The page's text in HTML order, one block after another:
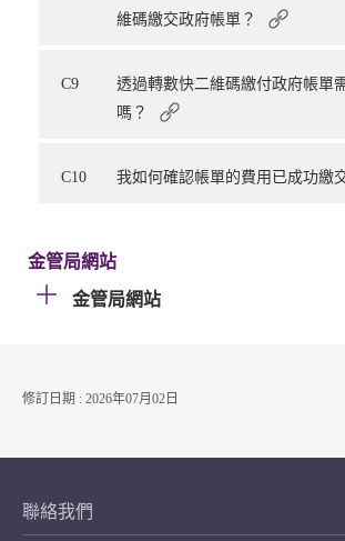
維碼繳交政府帳單？
C9
透過轉數快二維碼繳付政府帳單
嗎？
C10 我如何確認帳單的費用已成功繳
金管局網站
金管局網站
修訂日期 : 2026年07月02日
聯絡我們